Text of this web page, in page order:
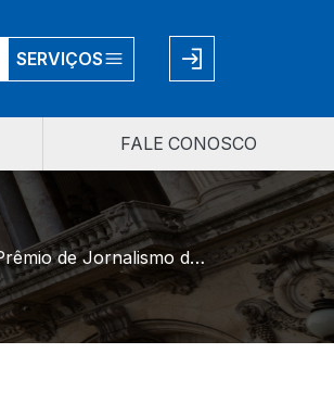
SERVIÇOS
FALE CONOSCO
Prêmio de Jornalismo do MP <br>já tem seus vencedores